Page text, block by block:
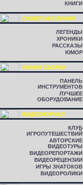
КНИГИ
СЮЖЕТНАЯ ЛИНИЯ
ЛЕГЕНДЫ
ХРОНИКИ
РАССКАЗЫ
ЮМОР
ЛИНИЯ СБОРКИ
ПАНЕЛЬ
ИНСТРУМЕНТОВ
ЛУЧШЕЕ
ОБОРУДОВАНИЕ
ВИДЕОЖУРНАЛ
КЛУБ
ИГРОПУТЕШЕСТВИЙ
АВТОРСКИЕ
ВИДЕОТУРЫ
ВИДЕОРЕПОРТАЖИ
ВИДЕОРЕЦЕНЗИИ
ИГРЫ ЗНАТОКОВ
ВИДЕОРОЛИКИ